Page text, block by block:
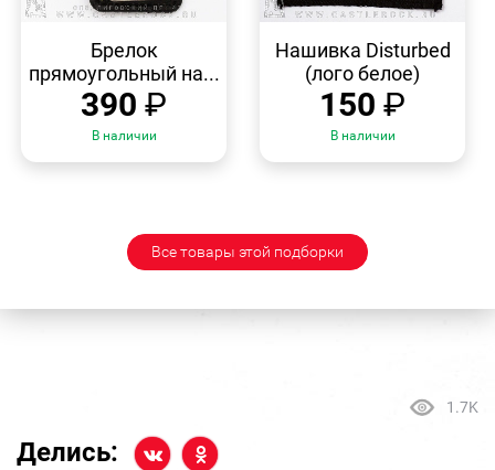
ПРОСМОТР
Брелок
прямоугольный на...
390 ₽
В наличии
ПРОСМОТР
Нашивка Disturbed
(лого белое)
150 ₽
В наличии
Все товары этой подборки
1.7K
Делись: